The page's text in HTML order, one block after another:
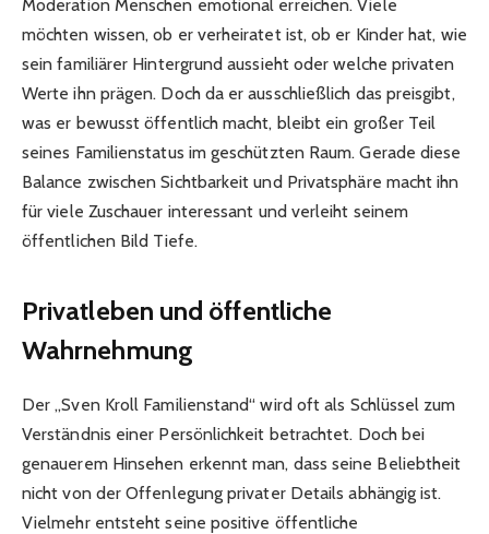
Moderation Menschen emotional erreichen. Viele
möchten wissen, ob er verheiratet ist, ob er Kinder hat, wie
sein familiärer Hintergrund aussieht oder welche privaten
Werte ihn prägen. Doch da er ausschließlich das preisgibt,
was er bewusst öffentlich macht, bleibt ein großer Teil
seines Familienstatus im geschützten Raum. Gerade diese
Balance zwischen Sichtbarkeit und Privatsphäre macht ihn
für viele Zuschauer interessant und verleiht seinem
öffentlichen Bild Tiefe.
Privatleben und öffentliche
Wahrnehmung
Der „Sven Kroll Familienstand“ wird oft als Schlüssel zum
Verständnis einer Persönlichkeit betrachtet. Doch bei
genauerem Hinsehen erkennt man, dass seine Beliebtheit
nicht von der Offenlegung privater Details abhängig ist.
Vielmehr entsteht seine positive öffentliche